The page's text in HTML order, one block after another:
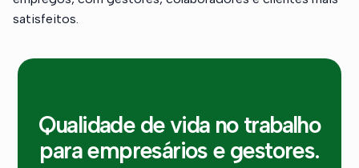
satisfeitos.
Qualidade de vida no trabalho
para empresários e gestores.